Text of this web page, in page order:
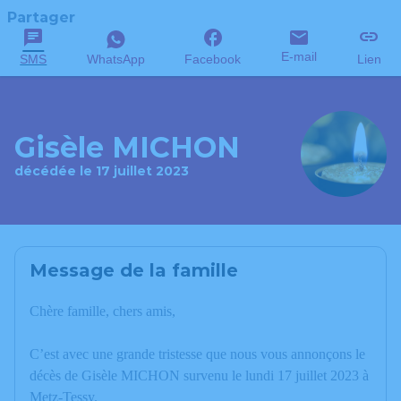
Partager
SMS WhatsApp Facebook E-mail Lien
Gisèle MICHON
décédée le 17 juillet 2023
Message de la famille
Chère famille, chers amis,
C’est avec une grande tristesse que nous vous annonçons le
décès de Gisèle MICHON survenu le lundi 17 juillet 2023 à
Metz-Tessy.